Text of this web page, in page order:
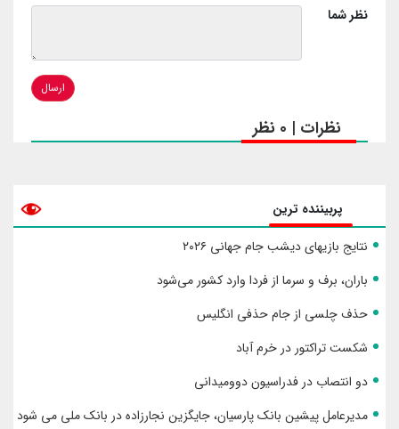
نظر شما
ارسال
نظرات | 0 نظر
پربیننده ترین
نتایج بازیهای دیشب جام جهانی ۲۰۲۶
باران، برف و سرما از فردا وارد کشور می‌شود
حذف چلسی از جام حذفی انگلیس
شکست تراکتور در خرم آباد
دو انتصاب در فدراسیون دوومیدانی
مدیرعامل پیشین بانک پارسیان، جایگزین نجارزاده در بانک ملی می شود